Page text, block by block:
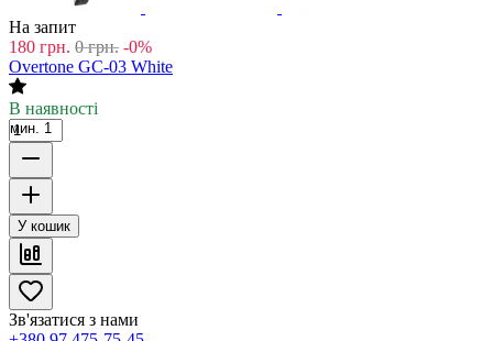
На запит
180 грн. 0 грн. -0%
Overtone GC-03 White
В наявності
мин. 1
У кошик
Зв'язатися з нами